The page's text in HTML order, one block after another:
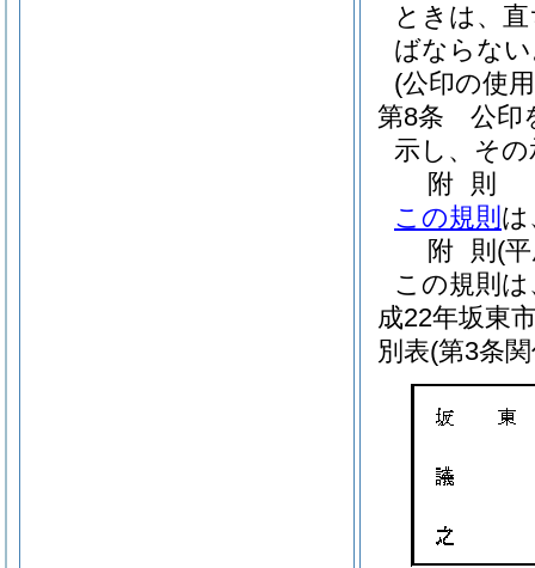
ときは、
ばならな
(公印の使
第8条
公印
示し、そ
附 則
この規則 は
附 則 (
この規則
成22年坂東
別表(第3条